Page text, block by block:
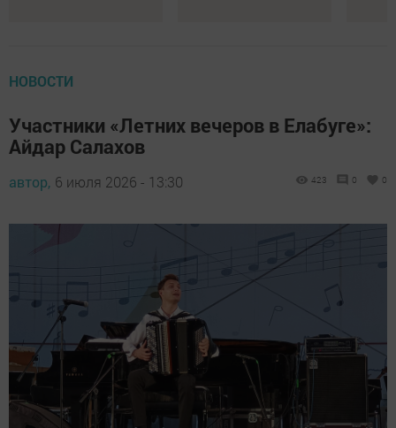
НОВОСТИ
Участники «Летних вечеров в Елабуге»:
Айдар Салахов
автор, 6 июля 2026 - 13:30 423 0 0